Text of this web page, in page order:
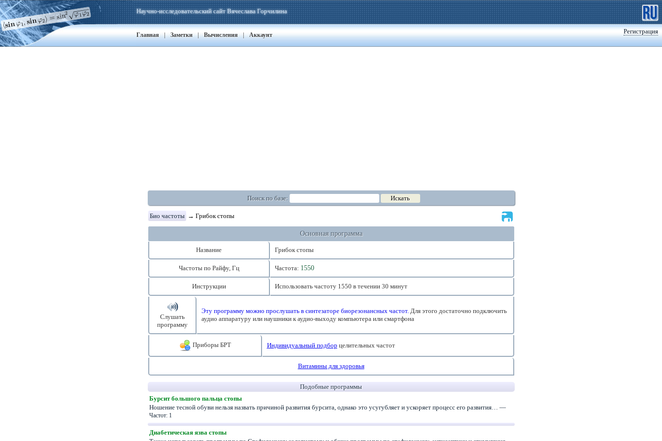
Регистрация
Научно-исследовательский сайт Вячеслава Горчилина
Главная | Заметки | Вычисления | Аккаунт
Поиск по базе:
Био частоты → Грибок стопы
Основная программа
Название Грибок стопы
Частоты по Райфу, Гц Частота: 1550
Инструкции Использовать частоту 1550 в течении 30 минут
Слушать
программу
Эту программу можно прослушать в синтезаторе биорезонансных частот.Для этого достаточно подключить
аудио аппаратуру или наушники к аудио-выходу компьютера или смартфона
Приборы БРТ Индивидуальный подбор целительных частот
Витамины для здоровья
Подобные программы
Бурсит большого пальца стопы
Ношение тесной обуви нельзя назвать причиной развития бурсита, однако это усугубляет и ускоряет процесс его развития… —
Частот: 1
Диабетическая язва стопы